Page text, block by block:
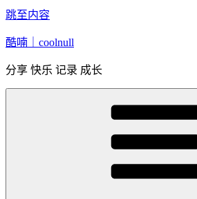
跳至内容
酷喃｜coolnull
分享 快乐 记录 成长